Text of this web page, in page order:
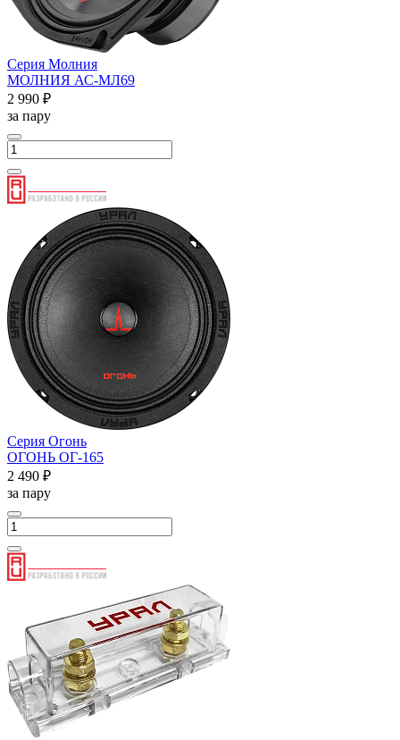
Серия Молния
МОЛНИЯ АС-МЛ69
2 990 ₽
за пару
Серия Огонь
ОГОНЬ ОГ-165
2 490 ₽
за пару